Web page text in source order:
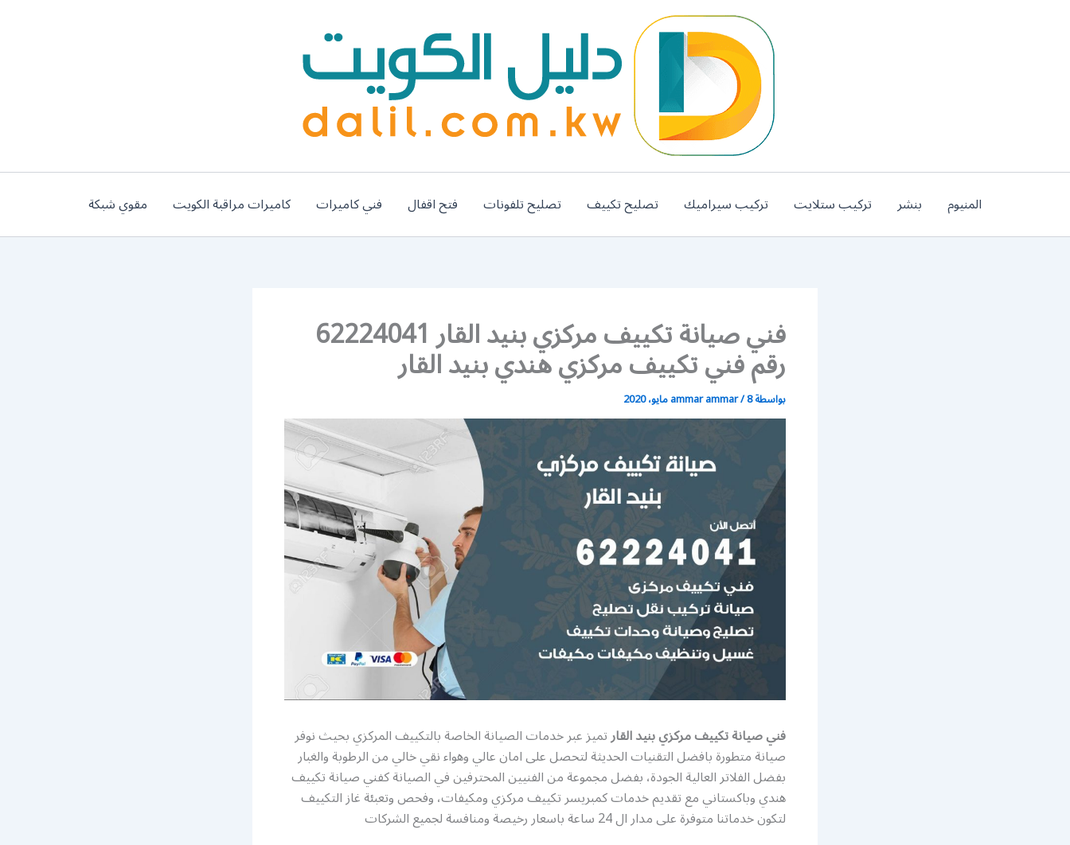
المنيوم بنشر تركيب ستلايت تركيب سيراميك تصليح تكييف تصليح تلفونات فتح اقفال فني كاميرات كاميرات مراقبة الكويت مقوي شبكة
فني صيانة تكييف مركزي بنيد القار 62224041
رقم فني تكييف مركزي هندي بنيد القار
بواسطة ammar ammar/8 مايو، 2020
فني صيانة تكييف مركزي بنيد القارتميز عبر خدمات الصيانة الخاصة بالتكييف المركزي بحيث نوفر
صيانة متطورة بافضل التقنيات الحديثة لتحصل على امان عالي وهواء نقي خالي من الرطوبة والغبار
بفضل الفلاتر العالية الجودة، بفضل مجموعة من الفنيين المحترفين في الصيانة كفني صيانة تكييف
هندي وباكستاني مع تقديم خدمات كمبريسر تكييف مركزي ومكيفات، وفحص وتعبئة غاز التكييف
لتكون خدماتنا متوفرة على مدار ال 24 ساعة باسعار رخيصة ومنافسة لجميع الشركات